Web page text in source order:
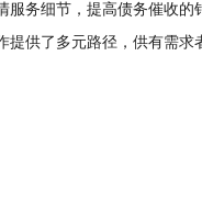
务细节，提高债务催收
供了多元路径，供有需求